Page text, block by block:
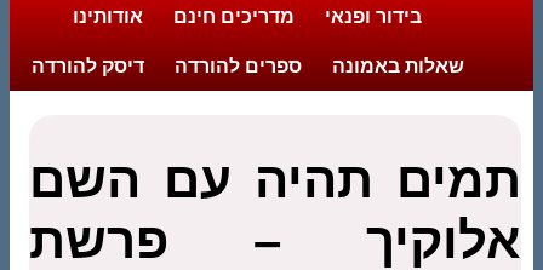
בידור ופנאי מדריכים חינם אודותינו
שאלות באמונה ספרים להורדה דיסק להורדה
תמים תהיה עם השם
אלוקיך – פרשת